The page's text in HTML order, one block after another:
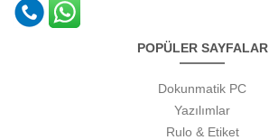
POPÜLER SAYFALAR
Dokunmatik PC
Yazılımlar
Rulo & Etiket